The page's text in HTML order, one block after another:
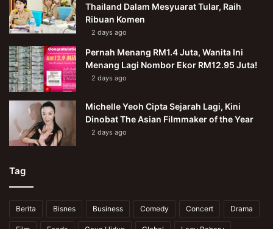
Thailand Dalam Mesyuarat Tular, Raih
Ribuan Komen
2 days ago
Pernah Menang RM1.4 Juta, Wanita Ini
Menang Lagi Nombor Ekor RM12.95 Juta!
2 days ago
Michelle Yeoh Cipta Sejarah Lagi, Kini
Dinobat The Asian Filmmaker of the Year
2 days ago
Tag
Berita Bisnes Business Comedy Concert Drama